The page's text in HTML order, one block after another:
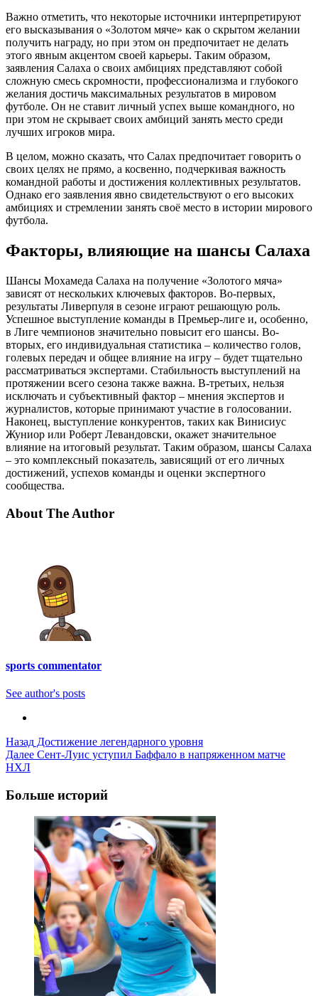
Важно отметить, что некоторые источники интерпретируют
его высказывания о «Золотом мяче» как о скрытом желании
получить награду, но при этом он предпочитает не делать
этого явным акцентом своей карьеры. Таким образом,
заявления Салаха о своих амбициях представляют собой
сложную смесь скромности, профессионализма и глубокого
желания достичь максимальных результатов в мировом
футболе. Он не ставит личный успех выше командного, но
при этом не скрывает своих амбиций занять место среди
лучших игроков мира.
В целом, можно сказать, что Салах предпочитает говорить о
своих целях не прямо, а косвенно, подчеркивая важность
командной работы и достижения коллективных результатов.
Однако его заявления явно свидетельствуют о его высоких
амбициях и стремлении занять своё место в истории мирового
футбола.
Факторы, влияющие на шансы Салаха
Шансы Мохамеда Салаха на получение «Золотого мяча»
зависят от нескольких ключевых факторов. Во-первых,
результаты Ливерпуля в сезоне играют решающую роль.
Успешное выступление команды в Премьер-лиге и, особенно,
в Лиге чемпионов значительно повысит его шансы. Во-
вторых, его индивидуальная статистика – количество голов,
голевых передач и общее влияние на игру – будет тщательно
рассматриваться экспертами. Стабильность выступлений на
протяжении всего сезона также важна. В-третьих, нельзя
исключать и субъективный фактор – мнения экспертов и
журналистов, которые принимают участие в голосовании.
Наконец, выступление конкурентов, таких как Винисиус
Жуниор или Роберт Левандовски, окажет значительное
влияние на итоговый результат. Таким образом, шансы Салаха
– это комплексный показатель, зависящий от его личных
достижений, успехов команды и оценки экспертного
сообщества.
About The Author
sports commentator
See author's posts
Post
Navigation
Назад Достижение легендарного уровня
Далее Сент-Луис уступил Баффало в напряженном матче
НХЛ
Больше историй